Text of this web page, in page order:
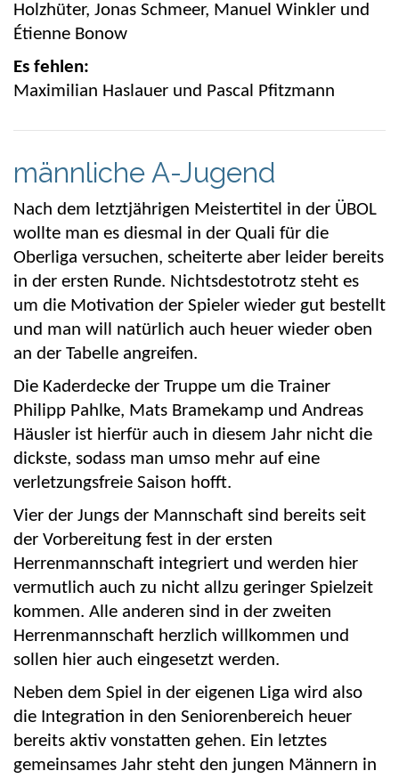
Holzhüter, Jonas Schmeer, Manuel Winkler und
Étienne Bonow
Es fehlen:
Maximilian Haslauer und Pascal Pfitzmann
männliche A-Jugend
Nach dem letztjährigen Meistertitel in der ÜBOL
wollte man es diesmal in der Quali für die
Oberliga versuchen, scheiterte aber leider bereits
in der ersten Runde. Nichtsdestotrotz steht es
um die Motivation der Spieler wieder gut bestellt
und man will natürlich auch heuer wieder oben
an der Tabelle angreifen.
Die Kaderdecke der Truppe um die Trainer
Philipp Pahlke, Mats Bramekamp und Andreas
Häusler ist hierfür auch in diesem Jahr nicht die
dickste, sodass man umso mehr auf eine
verletzungsfreie Saison hofft.
Vier der Jungs der Mannschaft sind bereits seit
der Vorbereitung fest in der ersten
Herrenmannschaft integriert und werden hier
vermutlich auch zu nicht allzu geringer Spielzeit
kommen. Alle anderen sind in der zweiten
Herrenmannschaft herzlich willkommen und
sollen hier auch eingesetzt werden.
Neben dem Spiel in der eigenen Liga wird also
die Integration in den Seniorenbereich heuer
bereits aktiv vonstatten gehen. Ein letztes
gemeinsames Jahr steht den jungen Männern in